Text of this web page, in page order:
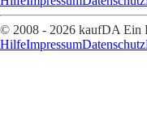
© 2008 - 2026 kaufDA Ein
HilfeImpressumDatenschutz